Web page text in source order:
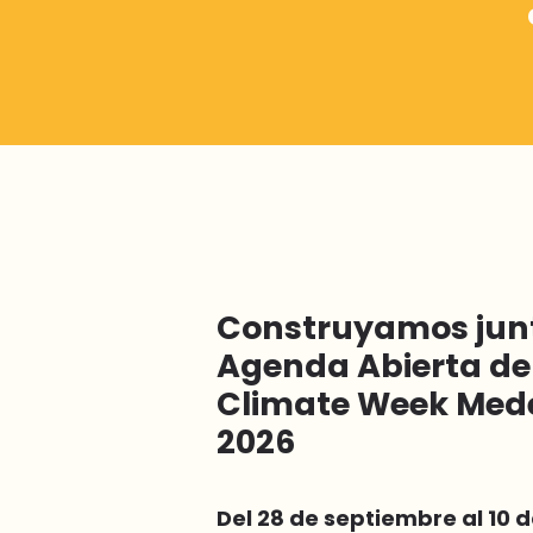
Construyamos
Agenda Abierta de
Climate Week
2026
Del 28 de septiembre al 10